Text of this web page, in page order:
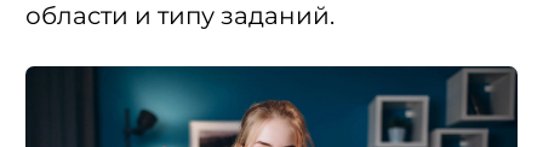
области и типу заданий.